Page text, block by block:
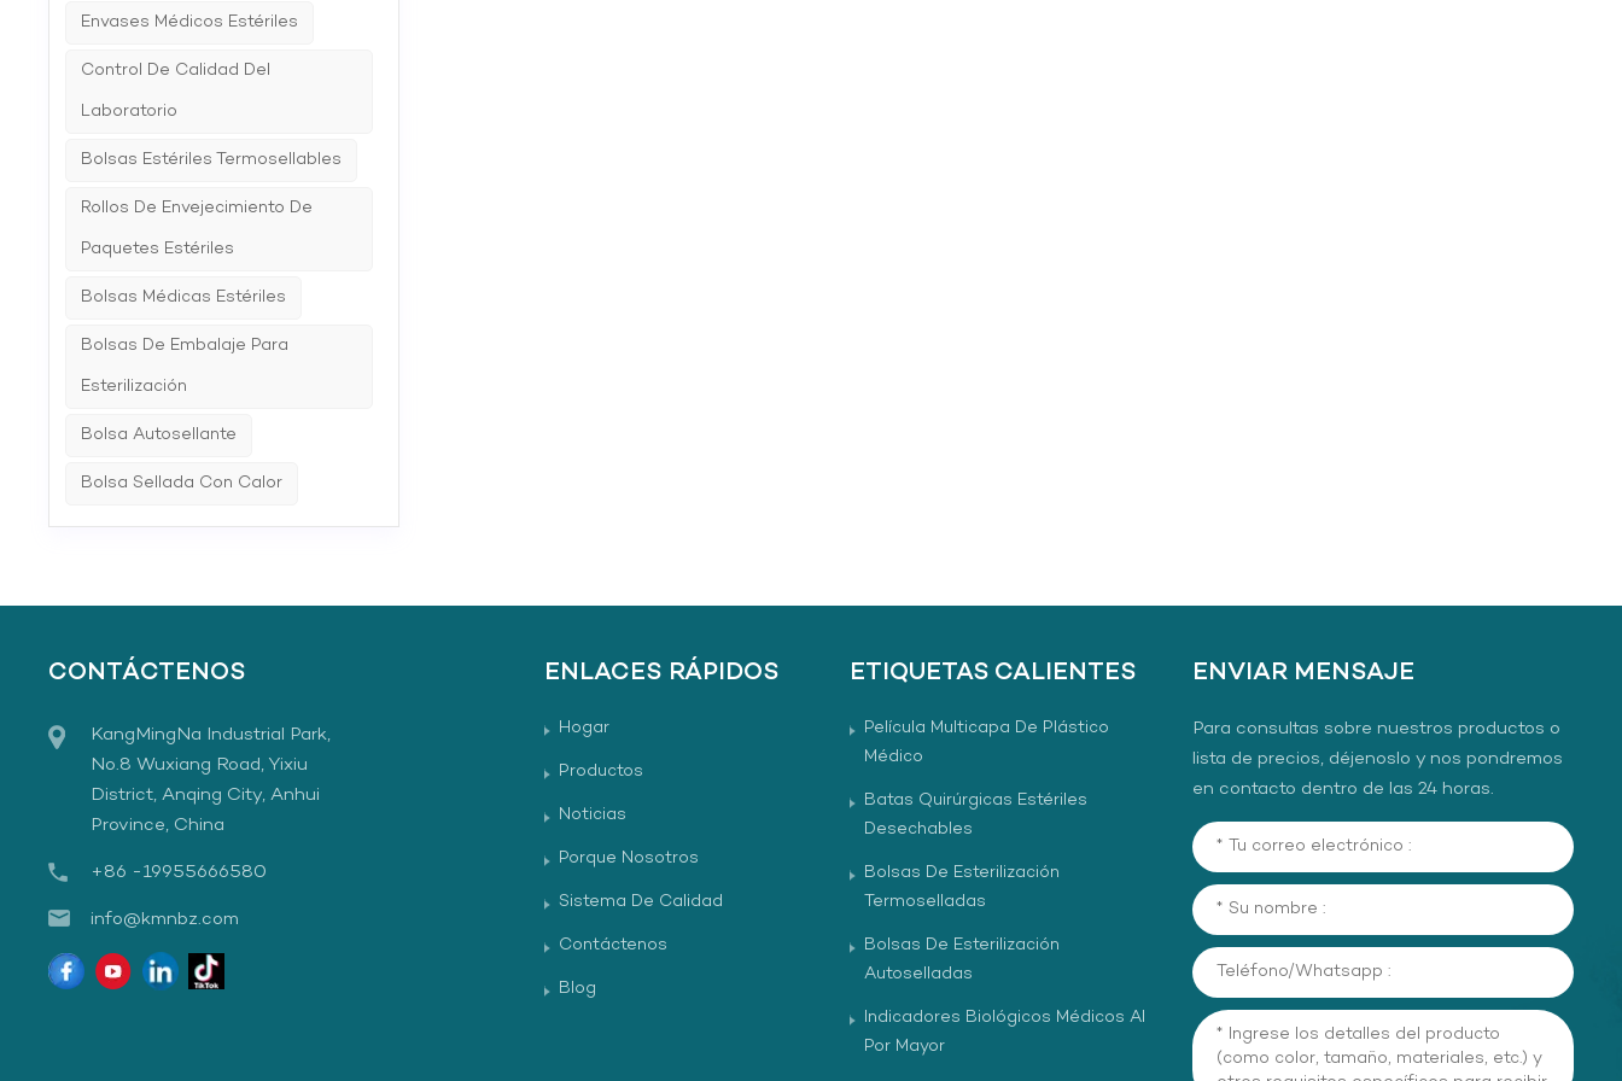
Envases Médicos Estériles
Control De Calidad Del
Laboratorio
Bolsas Estériles Termosellables
Rollos De Envejecimiento De
Paquetes Estériles
Bolsas Médicas Estériles
Bolsas De Embalaje Para
Esterilización
Bolsa Autosellante
Bolsa Sellada Con Calor
CONTÁCTENOS
KangMingNa Industrial Park,
No.8 Wuxiang Road, Yixiu
District, Anqing City, Anhui
Province, China
+86 -19955666580
info@kmnbz.com
ENLACES RÁPIDOS
Hogar
Productos
Noticias
Porque Nosotros
Sistema De Calidad
Contáctenos
Blog
ETIQUETAS CALIENTES
Película Multicapa De Plástico
Médico
Batas Quirúrgicas Estériles
Desechables
Bolsas De Esterilización
Termoselladas
Bolsas De Esterilización
Autoselladas
Indicadores Biológicos Médicos Al
Por Mayor
ENVIAR MENSAJE
Para consultas sobre nuestros productos o
lista de precios, déjenoslo y nos pondremos
en contacto dentro de las 24 horas.